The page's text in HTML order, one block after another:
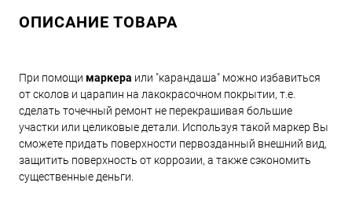
ОПИСАНИЕ ТОВАРА
При помощи маркера или "карандаша" можно избавиться
от сколов и царапин на лакокрасочном покрытии, т.е.
сделать точечный ремонт не перекрашивая большие
участки или целиковые детали. Используя такой маркер Вы
сможете придать поверхности первозданный внешний вид,
защитить поверхность от коррозии, а также сэкономить
существенные деньги.